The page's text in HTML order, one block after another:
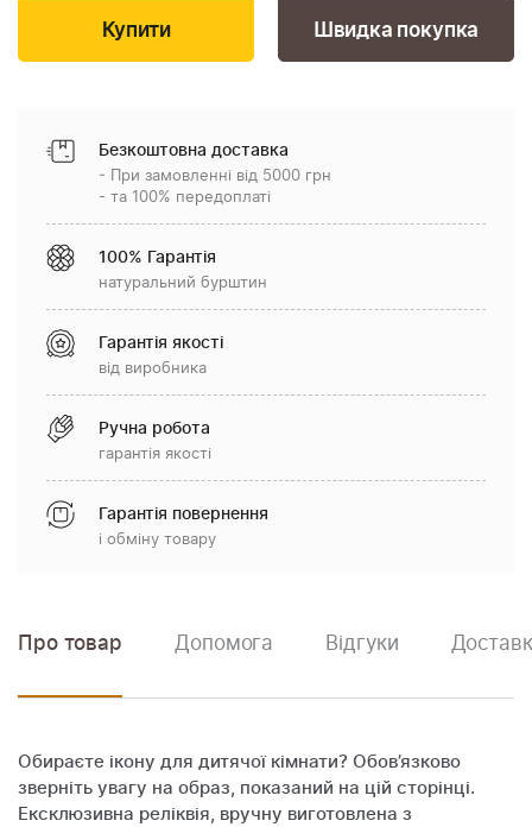
Швидка покупка
Безкоштовна доставка
- При замовленні від 5000 грн
- та 100% передоплаті
100% Гарантія
натуральний бурштин
Гарантія якості
від виробника
Ручна робота
гарантія якості
Гарантія повернення
і обміну товару
Про товар Допомога Відгуки
Обираєте ікону для дитячої кімнати? Обов’язково
зверніть увагу на образ, показаний на цій сторінці.
Ексклюзивна реліквія, вручну виготовлена з